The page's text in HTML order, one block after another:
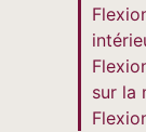
sur la